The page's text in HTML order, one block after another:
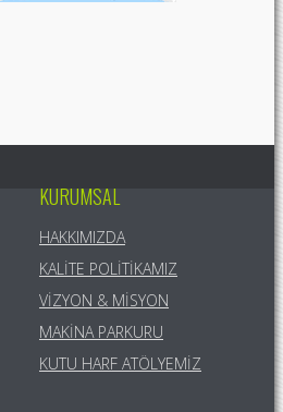
KURUMSAL
HAKKIMIZDA
KALITE POLITIKAMIZ
VIZYON & MISYON
MAKINA PARKURU
KUTU HARF ATÖLYEMIZ